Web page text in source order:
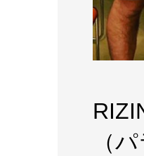
（